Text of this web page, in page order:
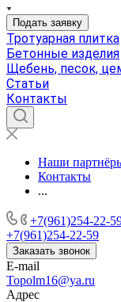
Подать заявку
Тротуарная плитка
Бетонные изделия
Щебень, песок,
Статьи
Контакты
Наши
Контакты
...
+7(961)254-22-
+7(961)254-22-59
Заказать звонок
E-mail
Topolm16@ya.ru
Адрес